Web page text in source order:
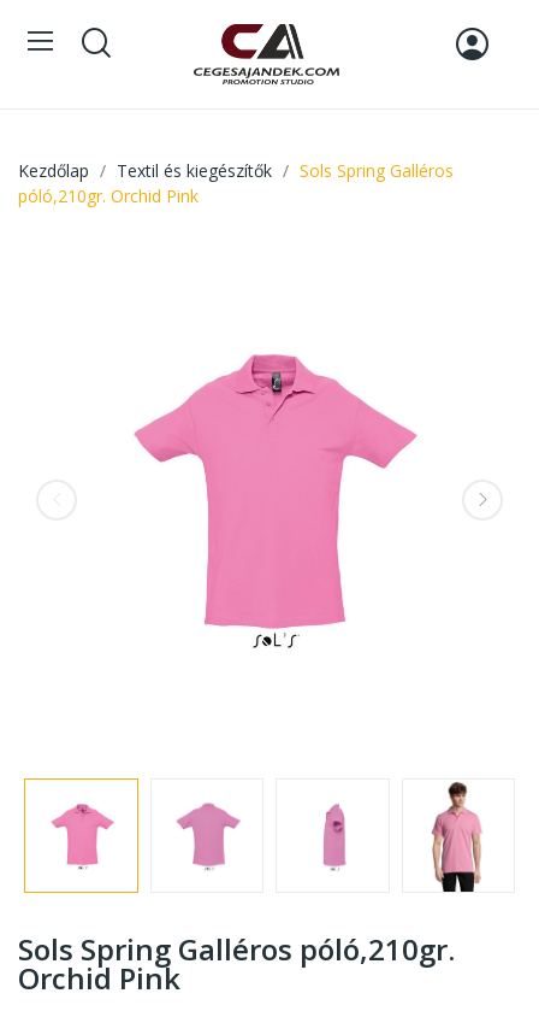
Kezdőlap Textil és kiegészítők
Sols Spring Galléros
póló,210gr. Orchid Pink
Sols Spring Galléros póló,210gr.
Orchid Pink